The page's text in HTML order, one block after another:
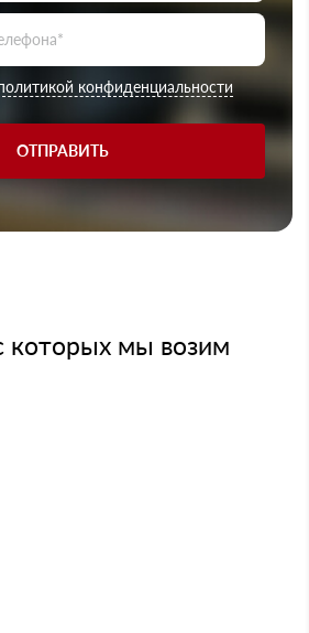
конфиденциальности
ОТПРАВИТЬ
которых мы возим